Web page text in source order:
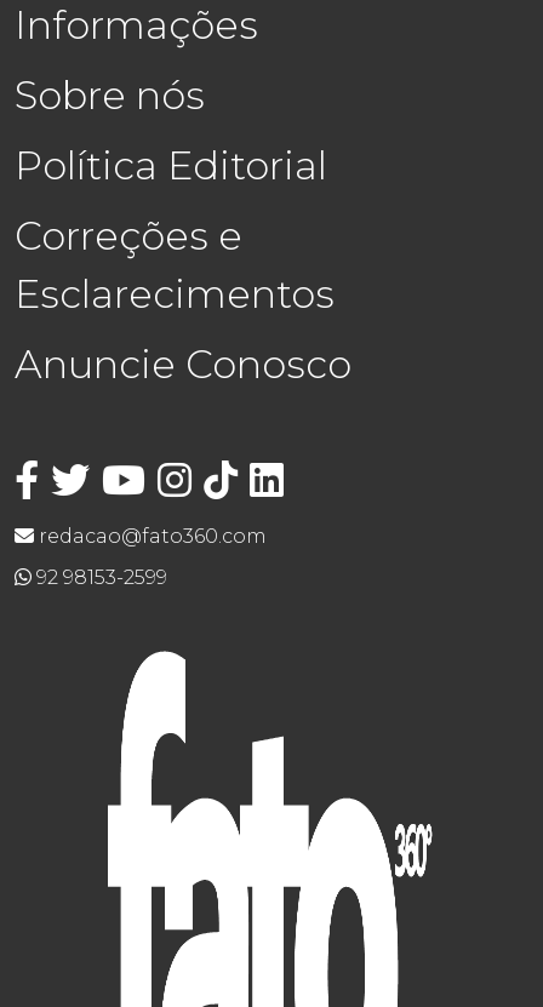
Informações
Sobre nós
Política Editorial
Correções e
Esclarecimentos
Anuncie Conosco
redacao@fato360.com
92 98153-2599